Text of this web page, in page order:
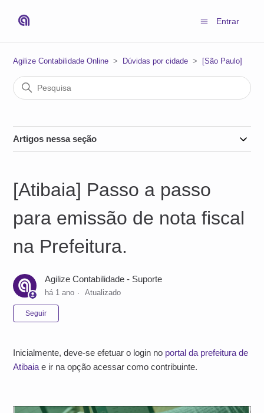
Entrar
Agilize Contabilidade Online Dúvidas por cidade [São Paulo]
Artigos nessa seção
[Atibaia] Passo a passo
para emissão de nota fiscal
na Prefeitura.
Agilize Contabilidade - Suporte
há 1 ano Atualizado
Seguir
Inicialmente, deve-se efetuar o login no portal da prefeitura de
Atibaiae ir na opção acessar como contribuinte.